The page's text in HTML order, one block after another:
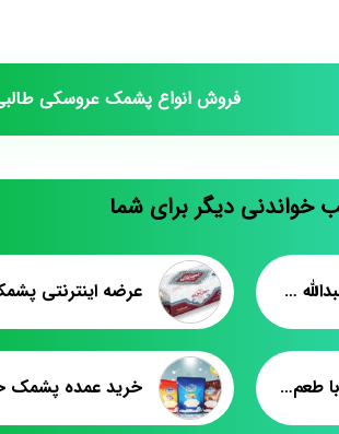
فروش انواع پشمک عروسکی
خواندنی دیگر برای شما
خرید اینترنتی پشمک حاج عبدالله تبریز عرضه اینترنتی
قیمت فروش پشمک رژیمی با طعم هل خرید عمده پشمک